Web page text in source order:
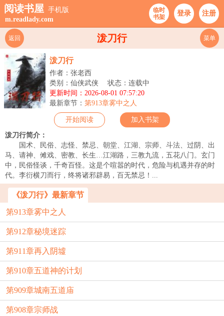
阅读书屋 手机版
m.readlady.com
临时
书架
登录 注册
泼刀行
返回 菜单
泼刀行
作者：张老西
类别：仙侠武侠
状态：连载中
更新时间：2026-08-01 07:57:20
最新章节： 第913章雾中之人
开始阅读 加入书架
泼刀行简介：
国术、民俗、志怪、禁忌、朝堂、江湖、宗师、斗法、过阴、出
马、请神、傩戏、密教、长生…江湖路，三教九流，五花八门。玄门
中，民俗怪谈，千奇百怪。这是个喧嚣的时代，危险与机遇并存的时
代。李衍横刀而行，终将诸邪辟易，百无禁忌！...
《泼刀行》最新章节
第913章雾中之人
第912章秘境迷踪
第911章再入阴墟
第910章五道神的计划
第909章城南五道庙
第908章宗师战